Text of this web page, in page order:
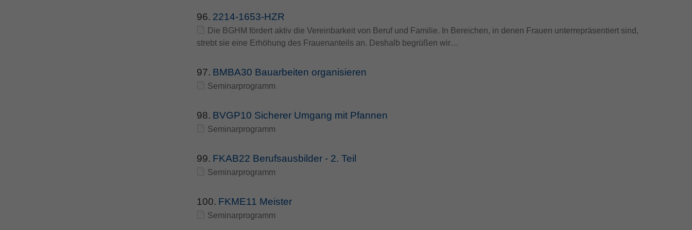
96. 2214-1653-HZR
Die BGHM fördert aktiv die Vereinbarkeit von Beruf und Familie. In Bereichen, in denen Frauen unterrepräsentiert sind,
strebt sie eine Erhöhung des Frauenanteils an. Deshalb begrüßen wir…
97. BMBA30 Bauarbeiten organisieren
Seminarprogramm
98. BVGP10 Sicherer Umgang mit Pfannen
Seminarprogramm
99. FKAB22 Berufsausbilder - 2. Teil
Seminarprogramm
100. FKME11 Meister
Seminarprogramm